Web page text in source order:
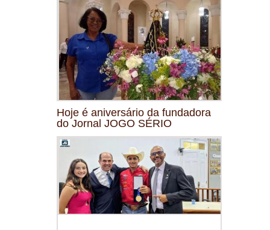
Hoje é aniversário da fundadora
do Jornal JOGO SÉRIO